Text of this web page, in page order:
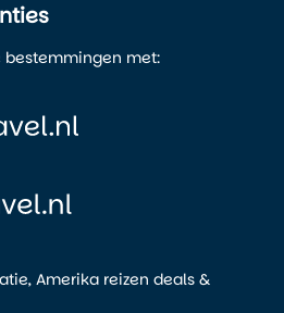
bestemmingen met:
Amerika reizen deals &